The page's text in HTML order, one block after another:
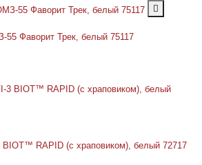
Фаворит Трек, белый 75117
RAPID (с храповиком), белый 72717